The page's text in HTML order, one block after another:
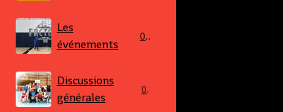
Les
événements
0
Discussions
générales
0